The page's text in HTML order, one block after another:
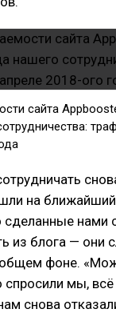
сайта
на ближайший
сделанные нами
из блога — они
фоне.
спросили мы,
снова